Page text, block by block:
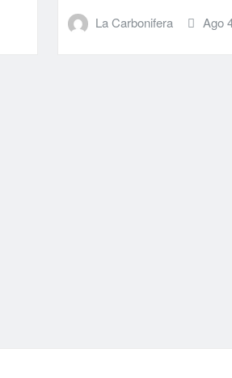
La Carbonifera Ago